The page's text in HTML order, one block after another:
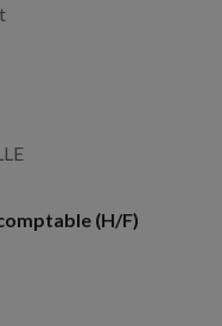
(H/F)